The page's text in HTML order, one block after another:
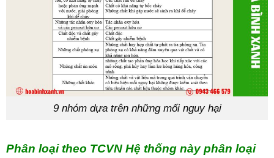
9 nhóm dựa trên những mối nguy hại
Phân loại theo TCVN Hệ thống này phân loại